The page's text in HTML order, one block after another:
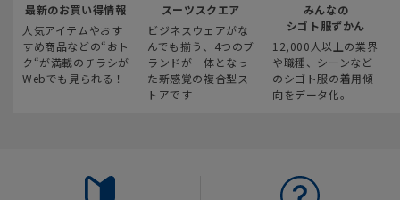
最新のお買い得情報
人気アイテムやおす
すめ商品などの“おト
ク“が満載のチラシが
Webでも見られる！
スーツスクエア
ビジネスウェアがな
んでも揃う、4つのブ
ランドが一体となっ
た新感覚の複合型ス
トアです
みんなの
シゴト服ずかん
12,000人以上の業界
や職種、シーンなど
のシゴト服の着用傾
向をデータ化。